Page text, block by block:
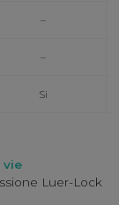
–
–
Si
vie
Luer-Lock